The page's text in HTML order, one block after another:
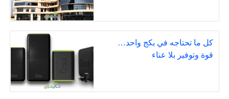
كل ما تحتاجه في بكج واحد…
قوة وتوفير بلا عناء